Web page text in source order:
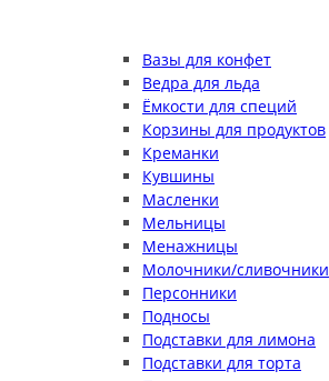
Вазы для конфет
Ведра для льда
Ёмкости для специй
Корзины для продуктов
Креманки
Кувшины
Масленки
Мельницы
Менажницы
Молочники/сливочники
Персонники
Подносы
Подставки для лимона
Подставки для торта